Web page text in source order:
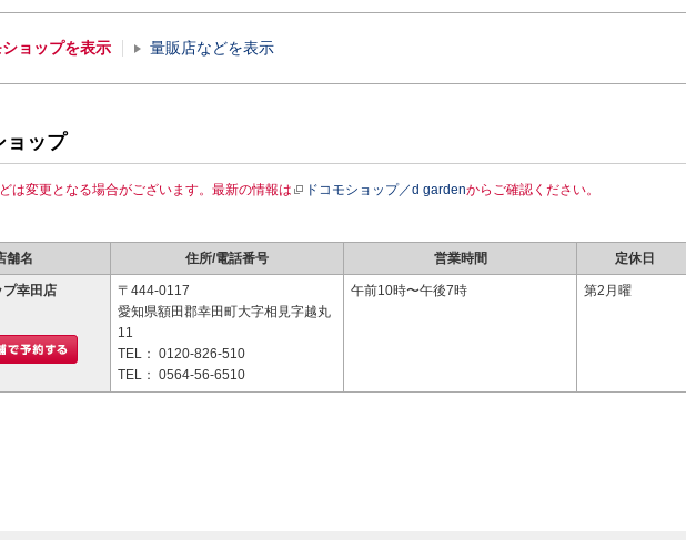
ショップを表示 量販店などを表示
ョップ
は変更となる場合がございます。最新の情報は ドコモショップ／d gardenからご確認ください。
舗名 住所/電話番号 営業時間 定休日
プ幸田店
〒444-0117
愛知県額田郡幸田町大字相見字越丸
11
TEL： 0120-826-510
TEL： 0564-56-6510
午前10時〜午後7時 第2月曜